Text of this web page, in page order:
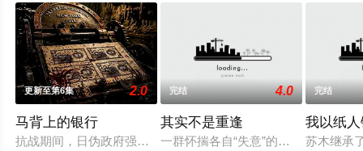
更新至第6集 2.0
马背上的银行
抗战期间，日伪政府强行推广、使用由“中国准备银行”发行的
完结 4.0
其实不是重逢
一群怀揣各自“失意”的年轻人，在沿
完结
我以纸
苏木继承